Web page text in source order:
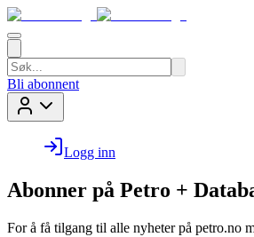
Bli abonnent
Logg inn
Abonner på Petro +
For å få tilgang til alle nyheter på petro.no